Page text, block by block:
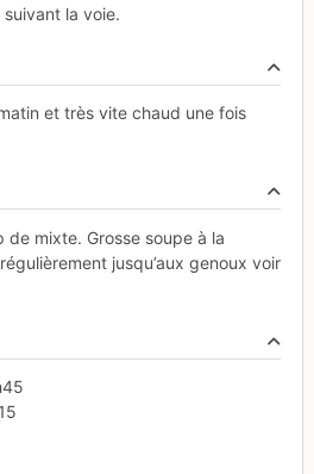
la voie.
et très vite chaud une fois
mixte. Grosse soupe à la
jusqu’aux genoux voir